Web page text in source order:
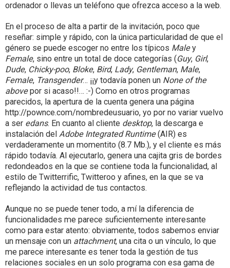
ordenador o llevas un teléfono que ofrezca acceso a la web.
En el proceso de alta a partir de la invitación, poco que
reseñar: simple y rápido, con la única particularidad de que el
género se puede escoger no entre los típicos Maley
Female, sino entre un total de doce categorías (Guy, Girl,
Dude, Chicky-poo, Bloke, Bird, Lady, Gentleman, Male,
Female, Transgender… ¡¡y todavía ponen un None of the
abovepor si acaso!!… :-) Como en otros programas
parecidos, la apertura de la cuenta genera una página
http://pownce.com/nombredeusuario, yo por no variar vuelvo
a ser edans. En cuanto al cliente desktop, la descarga e
instalación del Adobe Integrated Runtime(AIR) es
verdaderamente un momentito (8.7 Mb.), y el cliente es más
rápido todavía. Al ejecutarlo, genera una cajita gris de bordes
redondeados en la que se contiene toda la funcionalidad, al
estilo de Twitterrific, Twitteroo y afines, en la que se va
reflejando la actividad de tus contactos.
Aunque no se puede tener todo, a mí la diferencia de
funcionalidades me parece suficientemente interesante
como para estar atento: obviamente, todos sabemos enviar
un mensaje con un attachment, una cita o un vínculo, lo que
me parece interesante es tener toda la gestión de tus
relaciones sociales en un solo programa con esa gama de